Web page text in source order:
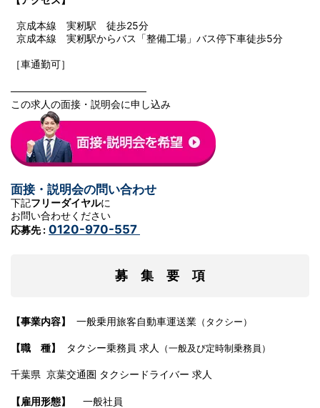
京成本線 実籾駅 徒歩25分
京成本線 実籾駅からバス「整備工場」バス停下車徒歩5分
［車通勤可］
───────────────────
この求人の面接・説明会に申し込み
面接・説明会の問い合わせ
下記フリーダイヤルに
お問い合わせください
応募先 : 0120-970-557
募 集 要 項
【事業内容】 一般乗用旅客自動車運送業 （タクシー）
【職 種】 タクシー乗務員 求人 （一般及び定時制乗務員）
千葉県 京葉交通圏 タクシードライバー 求人
【雇用形態】 一般社員